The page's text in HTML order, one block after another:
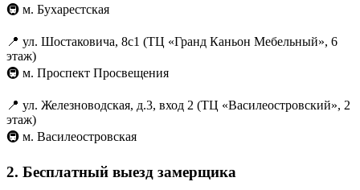
🚇 м. Бухарестская
📍 ул. Шостаковича, 8с1 (ТЦ «Гранд Каньон Мебельный», 6
этаж)
🚇 м. Проспект Просвещения
📍 ул. Железноводская, д.3, вход 2 (ТЦ «Василеостровский», 2
этаж)
🚇 м. Василеостровская
2. Бесплатный выезд замерщика